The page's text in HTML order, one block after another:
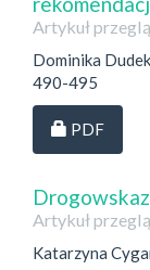
Artykuł
Dominika Dudek
490-495
Dostęp
PDF
Artykuł
Katarzyna